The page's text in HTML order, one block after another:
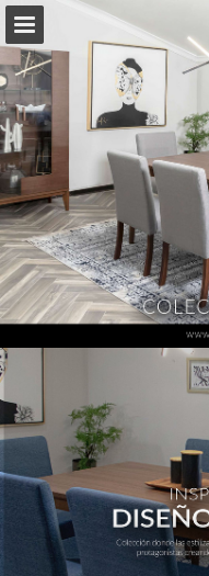
casadelaslomas.com
Vista previa de páginas
Pantalla completa
Descargar PDF
Buscar
Mis favoritos
Mi Lista de Compras
Informe de publicación